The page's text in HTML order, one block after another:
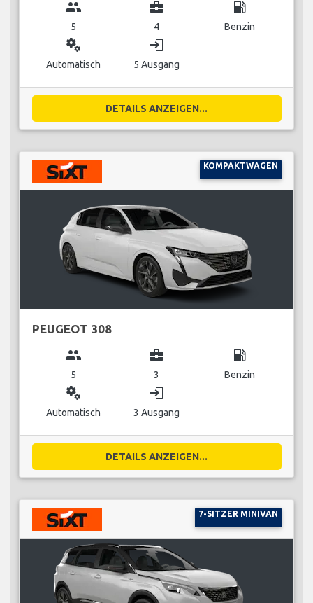
group
5
business_center
4
local_gas_station
Benzin
miscellaneous_services
Automatisch
login
5 Ausgang
DETAILS ANZEIGEN...
KOMPAKTWAGEN
PEUGEOT 308
group
5
business_center
3
local_gas_station
Benzin
miscellaneous_services
Automatisch
login
3 Ausgang
DETAILS ANZEIGEN...
7-SITZER MINIVAN